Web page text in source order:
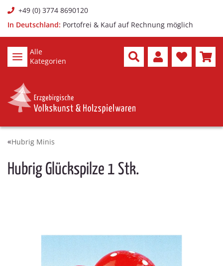
+49 (0) 3774 8690120
In Deutschland: Portofrei & Kauf auf Rechnung möglich
Alle
Kategorien
Hubrig Minis
Hubrig Glückspilze 1 Stk.